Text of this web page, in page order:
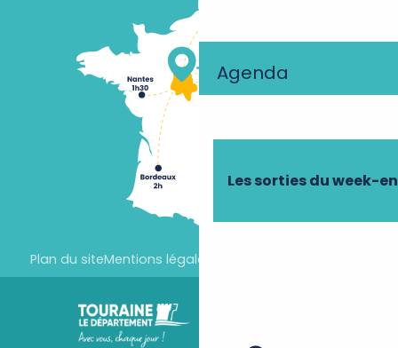
Agenda
Les sorties du week-
Plan du siteMentions légales